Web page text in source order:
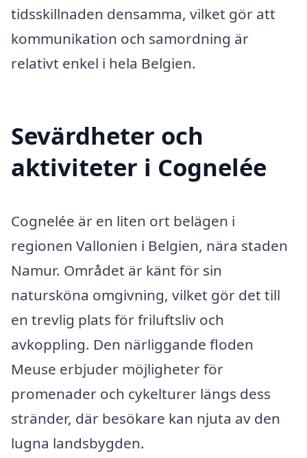
tidsskillnaden densamma, vilket gör att
kommunikation och samordning är
relativt enkel i hela Belgien.
Sevärdheter och
aktiviteter i Cognelée
Cognelée är en liten ort belägen i
regionen Vallonien i Belgien, nära staden
Namur. Området är känt för sin
natursköna omgivning, vilket gör det till
en trevlig plats för friluftsliv och
avkoppling. Den närliggande floden
Meuse erbjuder möjligheter för
promenader och cykelturer längs dess
stränder, där besökare kan njuta av den
lugna landsbygden.